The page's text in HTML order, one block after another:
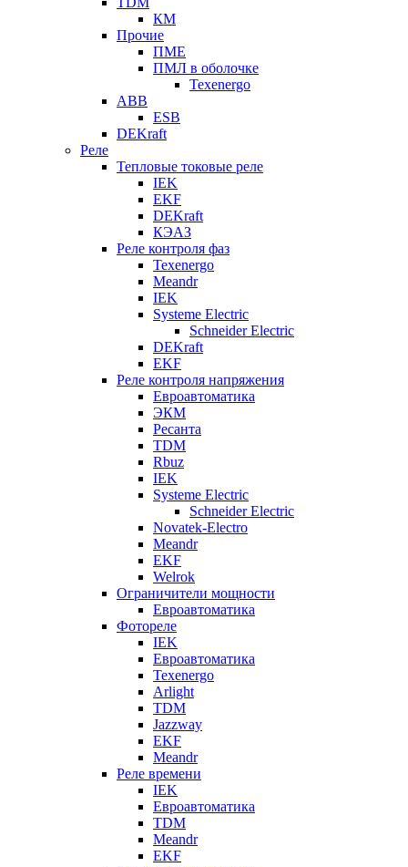
КМ
Прочие
ПМЕ
ПМЛ в оболочке
Texenergo
ABB
ESB
DEKraft
Реле
Тепловые токовые реле
IEK
EKF
DEKraft
КЭАЗ
Реле контроля фаз
Texenergo
Meandr
IEK
Systeme Electric
Schneider Electric
DEKraft
EKF
Реле контроля напряжения
Евроавтоматика
ЭКМ
Ресанта
TDM
Rbuz
IEK
Systeme Electric
Schneider Electric
Novatek-Electro
Meandr
EKF
Welrok
Ограничители мощности
Евроавтоматика
Фотореле
IEK
Евроавтоматика
Texenergo
Arlight
TDM
Jazzway
EKF
Meandr
Реле времени
IEK
Евроавтоматика
TDM
Meandr
EKF